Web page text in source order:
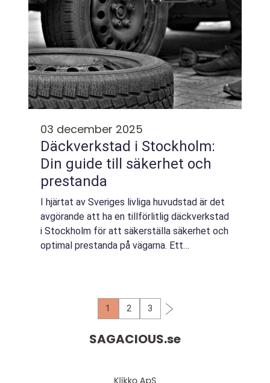
03 december 2025
Däckverkstad i Stockholm:
Din guide till säkerhet och
prestanda
I hjärtat av Sveriges livliga huvudstad är det
avgörande att ha en tillförlitlig däckverkstad
i Stockholm för att säkerställa säkerhet och
optimal prestanda på vägarna. Ett
1 2 3
SAGACIOUS.se